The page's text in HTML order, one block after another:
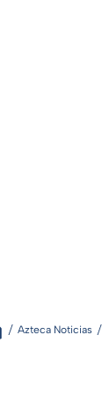
Azteca Noticias